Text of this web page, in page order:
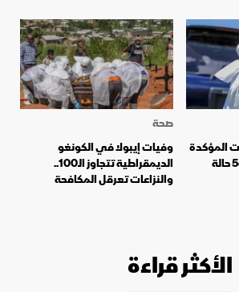
المؤكدة
صحة
وفيات إيبولا في الكونغو
الديمقراطية تتجاوز الـ100..
والنزاعات تعرقل المكافحة
الأكثر قراءة